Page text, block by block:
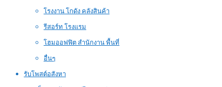
โรงงาน โกดัง คลังสินค้า
รีสอร์ท โรงแรม
โฮมออฟฟิต สำนักงาน พื้นที่
อื่นๆ
รับโพสต์อสังหา